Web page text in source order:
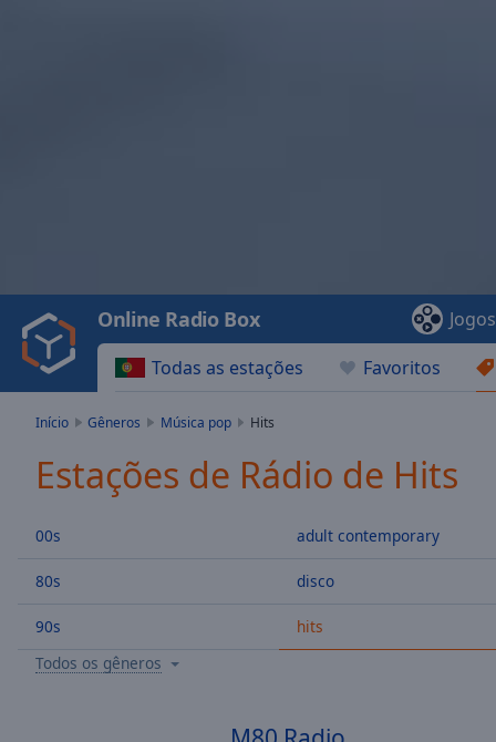
Video
Play
Backward
Skip
Current
Time0:00
Duration
0.00%
Stream
Type LIVE
Todas as estações Favoritos
Online Radio Box Jogos
Início Gêneros Música pop Hits
Estações de Rádio de Hits
00s
80s
90s
adult contemporary
disco
hits
Todos os gêneros